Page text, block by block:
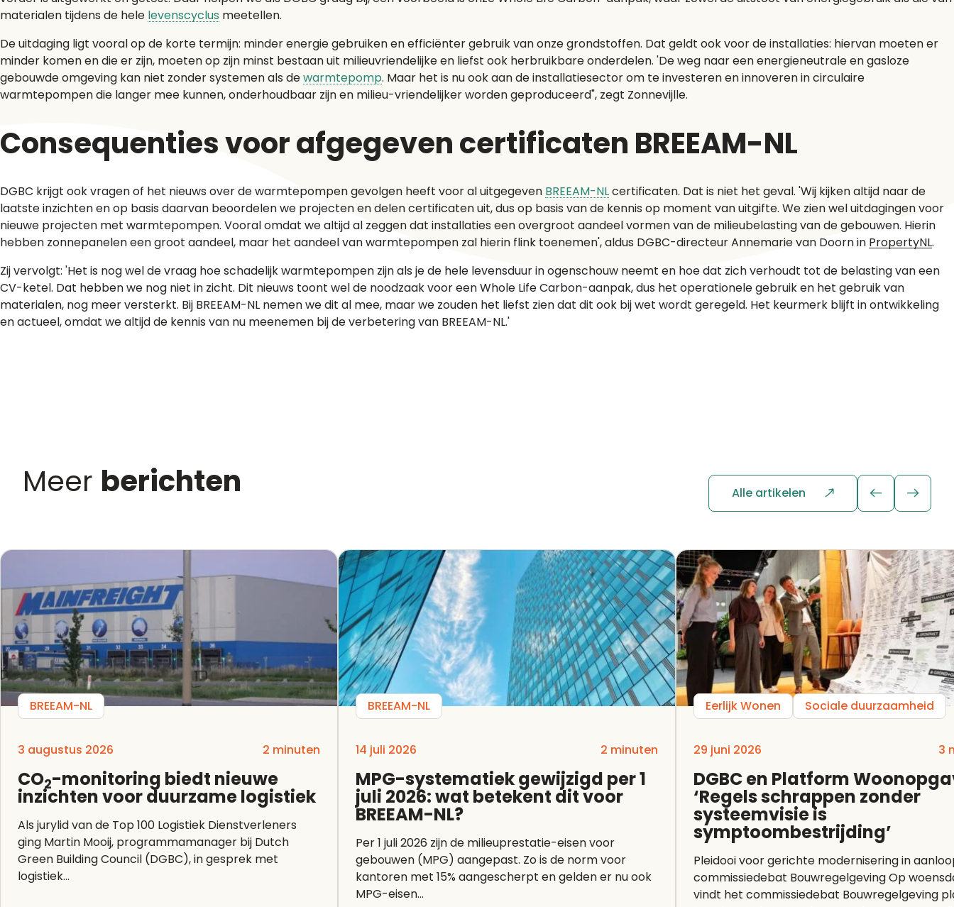
materialen tijdens de hele levenscyclus meetellen.
De uitdaging ligt vooral op de korte termijn: minder energie gebruiken en efficiënter gebruik van onze grondstoffen. Dat geldt ook voor de installaties: hiervan moeten er
minder komen en die er zijn, moeten op zijn minst bestaan uit milieuvriendelijke en liefst ook herbruikbare onderdelen. 'De weg naar een energieneutrale en gasloze
gebouwde omgeving kan niet zonder systemen als dewarmtepomp. Maar het is nu ook aan de installatiesector om te investeren en innoveren in circulaire
warmtepompen die langer mee kunnen, onderhoudbaar zijn en milieu-vriendelijker worden geproduceerd", zegt Zonnevijlle.
Consequenties voor afgegeven certificaten BREEAM-NL
DGBC krijgt ook vragen of het nieuws over de warmtepompen gevolgen heeft voor al uitgegeven BREEAM-NLcertificaten. Dat is niet het geval. 'Wij kijken altijd naar de
laatste inzichten en op basis daarvan beoordelen we projecten en delen certificaten uit, dus op basis van de kennis op moment van uitgifte. We zien wel uitdagingen voor
nieuwe projecten met warmtepompen. Vooral omdat we altijd al zeggen dat installaties een overgroot aandeel vormen van de milieubelasting van de gebouwen. Hierin
hebben zonnepanelen een groot aandeel, maar het aandeel van warmtepompen zal hierin flink toenemen', aldus DGBC-directeur Annemarie van Doorn in PropertyNL.
Zij vervolgt: 'Het is nog wel de vraag hoe schadelijk warmtepompen zijn als je de hele levensduur in ogenschouw neemt en hoe dat zich verhoudt tot de belasting van een
CV-ketel. Dat hebben we nog niet in zicht. Dit nieuws toont wel de noodzaak voor een Whole Life Carbon-aanpak, dus het operationele gebruik en het gebruik van
materialen, nog meer versterkt. Bij BREEAM-NL nemen we dit al mee, maar we zouden het liefst zien dat dit ook bij wet wordt geregeld. Het keurmerk blijft in ontwikkeling
en actueel, omdat we altijd de kennis van nu meenemen bij de verbetering van BREEAM-NL.'
Meer berichten Alle artikelen
BREEAM-NL
3 augustus 2026 2 minuten
CO2-monitoring biedt nieuwe
inzichten voor duurzame logistiek
Als jurylid van de Top 100 Logistiek Dienstverleners
ging Martin Mooij, programmamanager bij Dutch
Green Building Council (DGBC), in gesprek met
logistiek...
BREEAM-NL
14 juli 2026 2 minuten
MPG-systematiek gewijzigd per 1
juli 2026: wat betekent dit voor
BREEAM-NL?
Per 1 juli 2026 zijn de milieuprestatie-eisen voor
gebouwen (MPG) aangepast. Zo is de norm voor
kantoren met 15% aangescherpt en gelden er nu ook
MPG-eisen...
Eerlijk Wonen Sociale duurzaamheid
29 juni 2026 3
DGBC en Platform
‘Regels schrappen zonder
systeemvisie is
symptoombestrijding’
Pleidooi voor gerichte modernisering in
commissiedebat Bouwregelgeving Op woensdag 1 juli
vindt het commissiedebat Bouwregelgeving